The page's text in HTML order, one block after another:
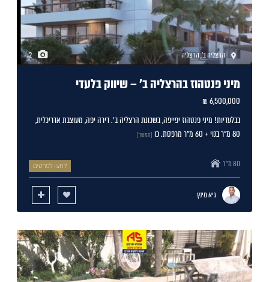
2 הרצליה ב',הרצליה
מיני פנטהוז בהרצליה ב' – שיווק בלעדי
6,500,000 ₪
בבלעדיות! מיני פנטהוז יפייפה, בשכונת הרצליה ב'. דירה יפה, מעוצבת אדריכלית,
80 מ"ר בנוי + 60 מ"ר מרפסת. כו
[המשך]
80 מ"ר לחצו לפרטים
גיא מינץ